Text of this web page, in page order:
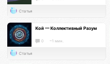
Статья
Кой — Коллективный Разум
0 ~1 мин.
Статья